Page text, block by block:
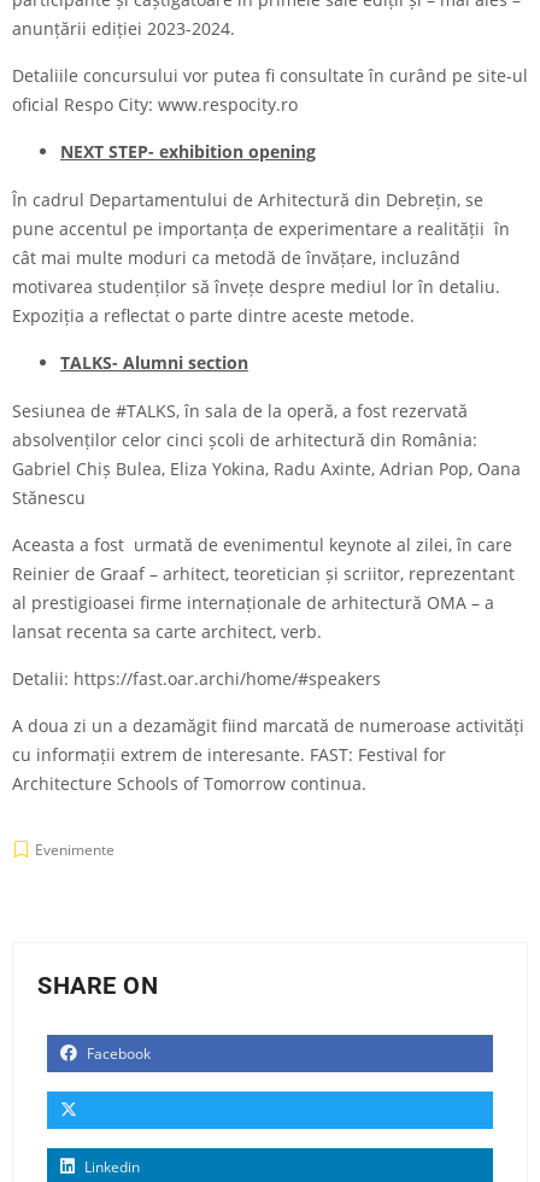
anunțării ediției 2023-2024.
Detaliile concursului vor putea fi consultate în curând pe site-ul
oficial Respo City: www.respocity.ro
NEXT STEP- exhibition opening
În cadrul Departamentului de Arhitectură din Debrețin, se
pune accentul pe importanța de experimentare a realității în
cât mai multe moduri ca metodă de învățare, incluzând
motivarea studenților să învețe despre mediul lor în detaliu.
Expoziția a reflectat o parte dintre aceste metode.
TALKS- Alumni section
Sesiunea de #TALKS, în sala de la operă, a fost rezervată
absolvenților celor cinci școli de arhitectură din România:
Gabriel Chiș Bulea, Eliza Yokina, Radu Axinte, Adrian Pop, Oana
Stănescu
Aceasta a fost urmată de evenimentul keynote al zilei, în care
Reinier de Graaf – arhitect, teoretician și scriitor, reprezentant
al prestigioasei firme internaționale de arhitectură OMA – a
lansat recenta sa carte architect, verb.
Detalii: https://fast.oar.archi/home/#speakers
A doua zi un a dezamăgit fiind marcată de numeroase activități
cu informații extrem de interesante. FAST: Festival for
Architecture Schools of Tomorrow continua.
Evenimente
SHARE ON
Facebook
Linkedin